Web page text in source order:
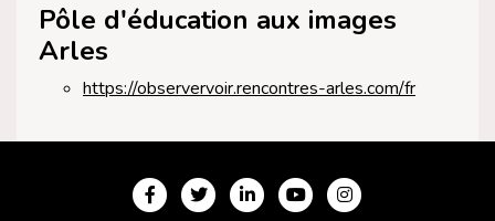
Pôle d'éducation aux images
Arles
https://observervoir.rencontres-arles.com/fr